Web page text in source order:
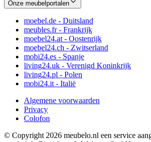
Onze meubelportalen
moebel.de - Duitsland
meubles.fr - Frankrijk
moebel24.at - Oostenrijk
moebel24.ch - Zwitserland
mobi24.es - Spanje
living24.uk - Verenigd Koninkrijk
living24.pl - Polen
mobi24.it - Italië
Algemene voorwaarden
Privacy
Colofon
© Copyright 2026 meubelo.nl een service